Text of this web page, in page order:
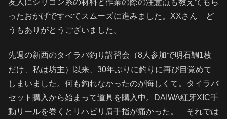
ったおかげですべてスムーズに進みました。XXさん ど
うもありがとうございました。
先週の新西のタイラバ釣り講習会（8人参加で明石鯛1枚
だけ、私は坊主）以来、30年ぶりに釣りに再び目覚めて
しまいました。何も釣れなかったのが悔しくて。タイラバ
セット購入から始まって道具を購入中。DAIWA紅牙XIC手
動リールを巻くとリハビリ肩手指が痛かった。 それでは